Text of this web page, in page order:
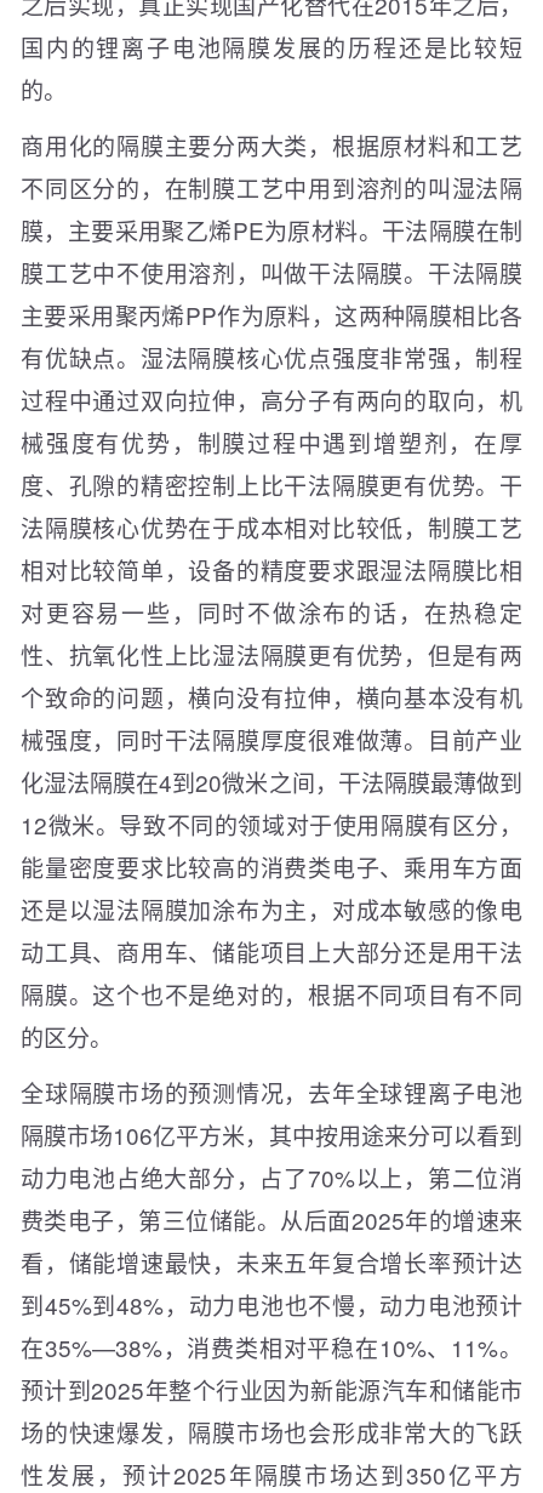
国内的锂离子电池隔膜发展的历程还是比较短
的。
商用化的隔膜主要分两大类，根据原材料和工艺
不同区分的，在制膜工艺中用到溶剂的叫湿法隔
膜，主要采用聚乙烯PE为原材料。干法隔膜在制
膜工艺中不使用溶剂，叫做干法隔膜。干法隔膜
主要采用聚丙烯PP作为原料，这两种隔膜相比各
有优缺点。湿法隔膜核心优点强度非常强，制程
过程中通过双向拉伸，高分子有两向的取向，机
械强度有优势，制膜过程中遇到增塑剂，在厚
度、孔隙的精密控制上比干法隔膜更有优势。干
法隔膜核心优势在于成本相对比较低，制膜工艺
相对比较简单，设备的精度要求跟湿法隔膜比相
对更容易一些，同时不做涂布的话，在热稳定
性、抗氧化性上比湿法隔膜更有优势，但是有两
个致命的问题，横向没有拉伸，横向基本没有机
械强度，同时干法隔膜厚度很难做薄。目前产业
化湿法隔膜在4到20微米之间，干法隔膜最薄做到
12微米。导致不同的领域对于使用隔膜有区分，
能量密度要求比较高的消费类电子、乘用车方面
还是以湿法隔膜加涂布为主，对成本敏感的像电
动工具、商用车、储能项目上大部分还是用干法
隔膜。这个也不是绝对的，根据不同项目有不同
的区分。
全球隔膜市场的预测情况，去年全球锂离子电池
隔膜市场106亿平方米，其中按用途来分可以看到
动力电池占绝大部分，占了70%以上，第二位消
费类电子，第三位储能。从后面2025年的增速来
看，储能增速最快，未来五年复合增长率预计达
到45%到48%，动力电池也不慢，动力电池预计
在35%—38%，消费类相对平稳在10%、11%。
预计到2025年整个行业因为新能源汽车和储能市
场的快速爆发，隔膜市场也会形成非常大的飞跃
性发展，预计2025年隔膜市场达到350亿平方